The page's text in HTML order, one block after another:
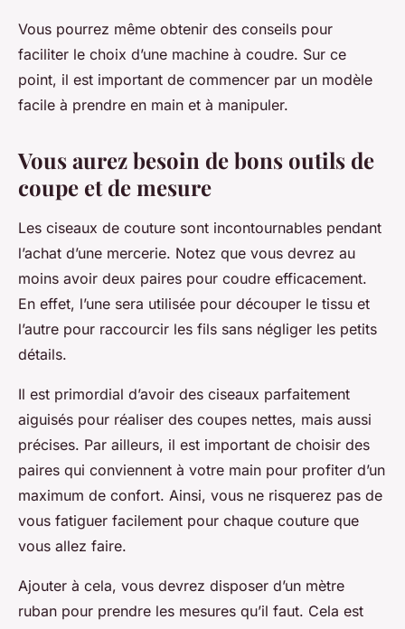
Vous pourrez même obtenir des conseils pour
faciliter le choix d’une machine à coudre. Sur ce
point, il est important de commencer par un modèle
facile à prendre en main et à manipuler.
Vous aurez besoin de bons outils de
coupe et de mesure
Les ciseaux de couture sont incontournables pendant
l’achat d’une mercerie. Notez que vous devrez au
moins avoir deux paires pour coudre efficacement.
En effet, l’une sera utilisée pour découper le tissu et
l’autre pour raccourcir les fils sans négliger les petits
détails.
Il est primordial d’avoir des ciseaux parfaitement
aiguisés pour réaliser des coupes nettes, mais aussi
précises. Par ailleurs, il est important de choisir des
paires qui conviennent à votre main pour profiter d’un
maximum de confort. Ainsi, vous ne risquerez pas de
vous fatiguer facilement pour chaque couture que
vous allez faire.
Ajouter à cela, vous devrez disposer d’un mètre
ruban pour prendre les mesures qu’il faut. Cela est